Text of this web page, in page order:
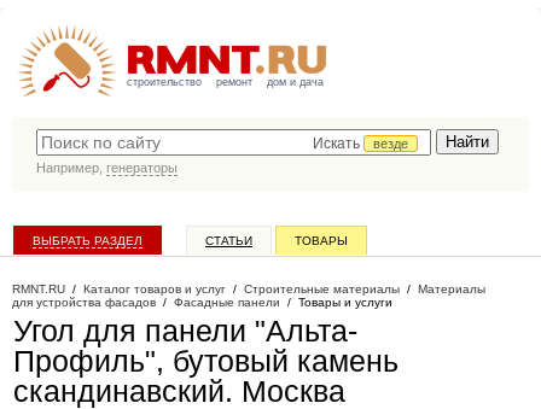
строительство ремонт дом и дача
Искать
везде
Например, генераторы
ВЫБРАТЬ РАЗДЕЛ СТАТЬИ ТОВАРЫ
RMNT.RU / Каталог товаров и услуг / Строительные материалы / Материалы
для устройства фасадов / Фасадные панели / Товары и услуги
Угол для панели "Альта-
Профиль", бутовый камень
скандинавский. Москва